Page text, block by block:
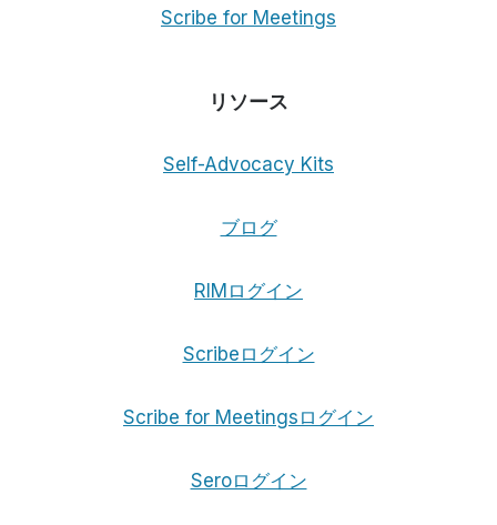
Scribe for Meetings
リソース
Self-Advocacy Kits
ブログ
RIMログイン
Scribeログイン
Scribe for Meetingsログイン
Seroログイン